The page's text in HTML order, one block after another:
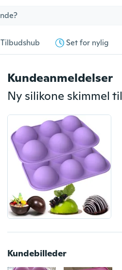
Tilbudshub Set for nylig
Kundeanmeldelser
Kundebilleder